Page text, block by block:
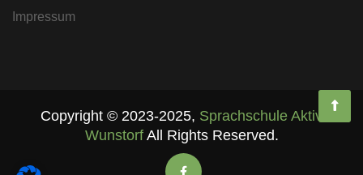
Impressum
Copyright © 2023-2025, Sprachschule Aktiv
WunstorfAll Rights Reserved.